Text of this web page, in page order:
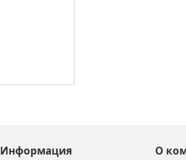
Информация О